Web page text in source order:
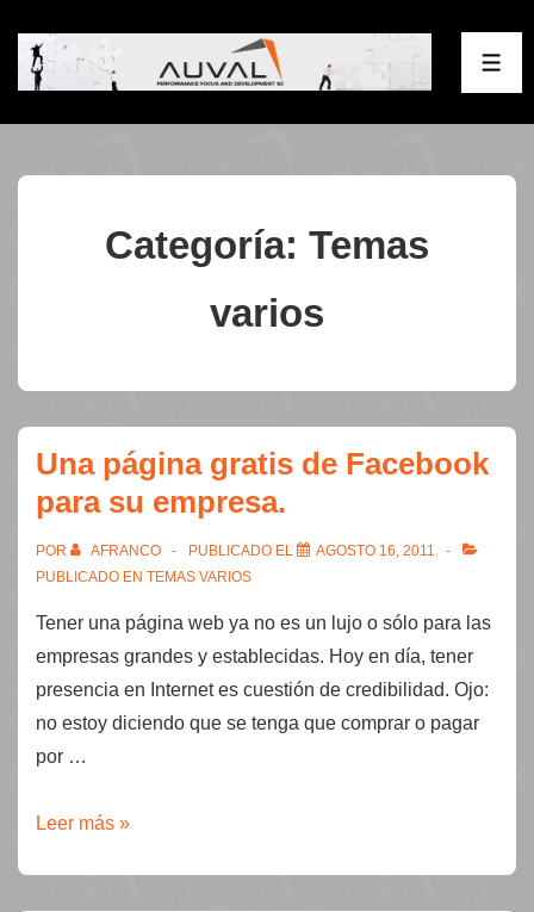
Saltar
Categoría: Temas
varios
Una página gratis de Facebook
para su empresa.
POR AFRANCO PUBLICADO EL
AGOSTO 16, 2011
PUBLICADO EN TEMAS VARIOS
Tener una página web ya no es un lujo o sólo para las
empresas grandes y establecidas. Hoy en día, tener
presencia en Internet es cuestión de credibilidad. Ojo:
no estoy diciendo que se tenga que comprar o pagar
por …
Una
Leer más »